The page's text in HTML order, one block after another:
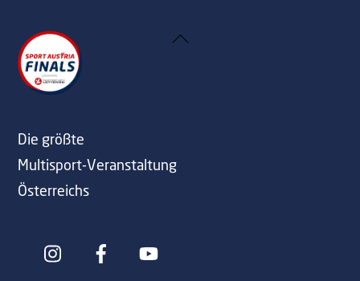
Back
Die größte
Multisport-Veranstaltung
Österreichs
Icon
Icon